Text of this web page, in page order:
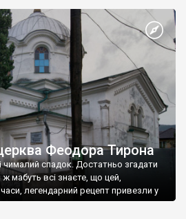
Феодора Тирона
чималий спадок. Достатньо згадати
ж мабуть всі знаєте, що цей,
часи, легендарний рецепт привезли у